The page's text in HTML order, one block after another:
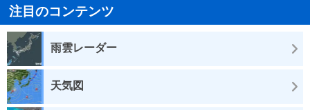
注目のコンテンツ
雨雲レーダー
天気図